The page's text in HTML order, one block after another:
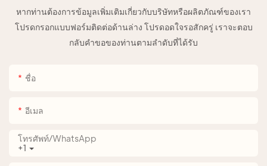
หากท่านต้องการข้อมูลเพิ่มเติมเกี่ยวกับบริษัทหรือผลิตภัณฑ์ของเรา
โปรดกรอกแบบฟอร์มติดต่อด้านล่าง โปรดอดใจรอสักครู่ เราจะตอบ
กลับคำขอของท่านตามลำดับที่ได้รับ
ชื่อ
อีเมล
+1
โทรศัพท์/WhatsApp